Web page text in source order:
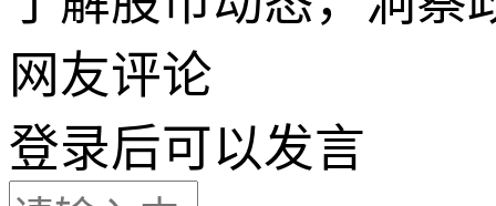
网友评论
登录后可以发言